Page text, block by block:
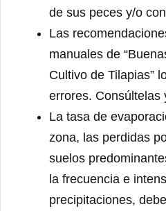
de sus peces y/o
Las
manuales de
Cultivo de Tilapias”
errores. Consúltelas
La tasa de
zona, las perdidas
suelos
la frecuencia e
precipitaciones,